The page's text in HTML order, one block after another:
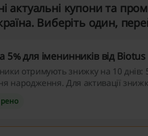
актуальні купони та
Виберіть один,
5% для іменинників від Biotus
отримують знижку на 10 днів: 5
народження. Для активації
цієї пропозиції вже сьогодні!